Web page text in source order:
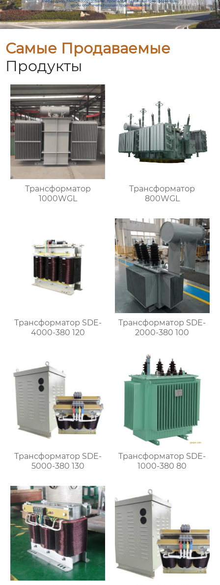
Самые Продаваемые
Продукты
Трансформатор
1000WGL
Трансформатор
800WGL
Трансформатор SDE-
4000-380 120
Трансформатор SDE-
2000-380 100
Трансформатор SDE-
5000-380 130
Трансформатор SDE-
1000-380 80